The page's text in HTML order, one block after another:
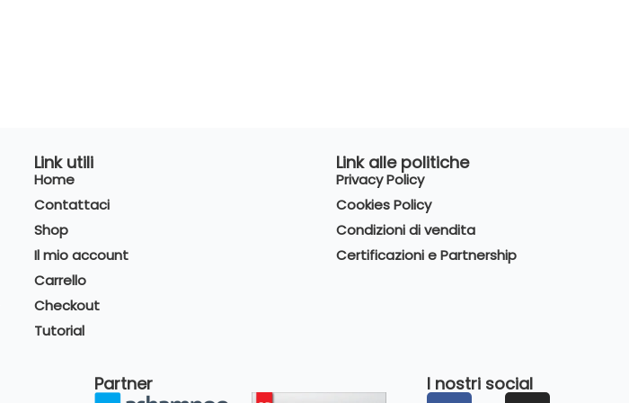
Link utili
Home
Contattaci
Shop
Il mio account
Carrello
Checkout
Tutorial
Link alle politiche
Privacy Policy
Cookies Policy
Condizioni di vendita
Certificazioni e Partnership
Partner I nostri social